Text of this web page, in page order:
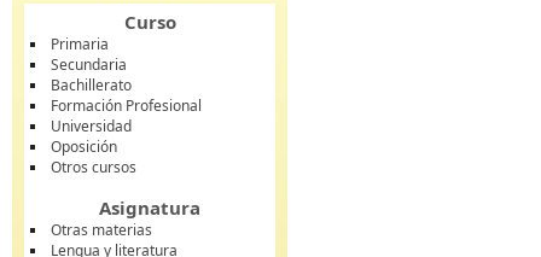
Curso
Primaria
Secundaria
Bachillerato
Formación Profesional
Universidad
Oposición
Otros cursos
Asignatura
Otras materias
Lengua y literatura